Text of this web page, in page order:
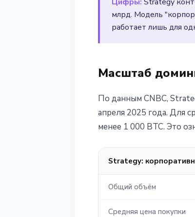
Наталия Дорофеева
млрд. Модель
работает лишь для
Масштаб
По данным CNBC,
апреля 2025 года. Для
менее 1 000 BTC. Это
Strategy:
Общий объём
Средняя цена покупки